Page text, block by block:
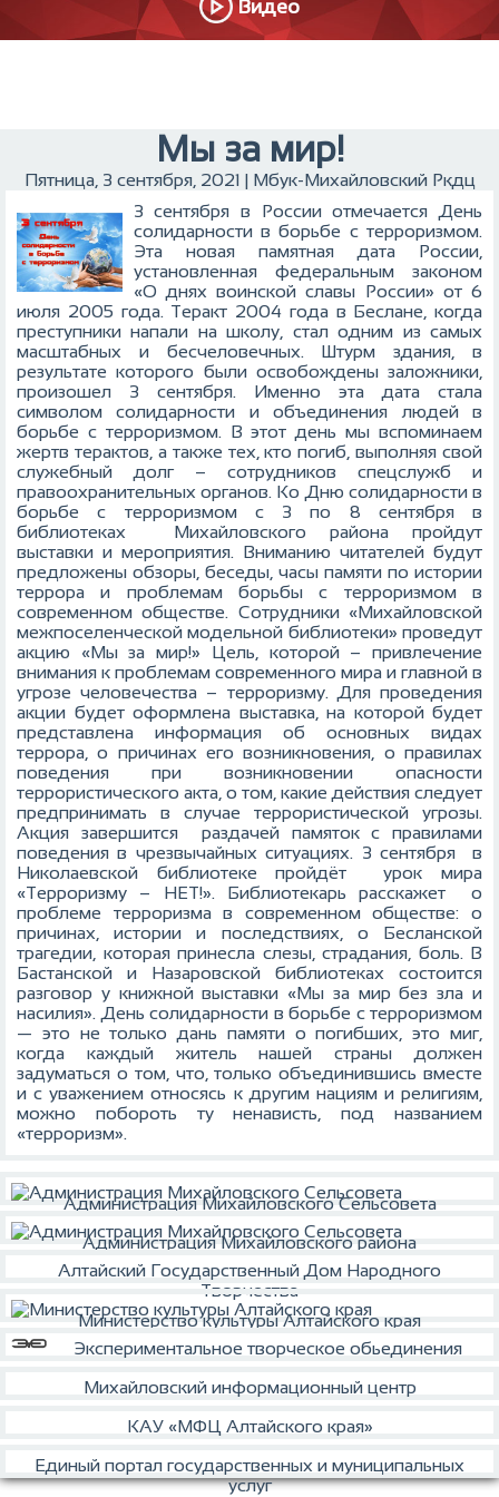
Видео
Мы за мир!
Пятница, 3 сентября, 2021 | Мбук-Михайловский Ркдц
3 сентября в России отмечается День
солидарности в борьбе с терроризмом.
Эта новая памятная дата России,
установленная федеральным законом
«О днях воинской славы России» от 6
июля 2005 года. Теракт 2004 года в Беслане, когда
преступники напали на школу, стал одним из самых
масштабных и бесчеловечных. Штурм здания, в
результате которого были освобождены заложники,
произошел 3 сентября. Именно эта дата стала
символом солидарности и объединения людей в
борьбе с терроризмом. В этот день мы вспоминаем
жертв терактов, а также тех, кто погиб, выполняя свой
служебный долг – сотрудников спецслужб и
правоохранительных органов. Ко Дню солидарности в
борьбе с терроризмом с 3 по 8 сентября в
библиотеках Михайловского района пройдут
выставки и мероприятия. Вниманию читателей будут
предложены обзоры, беседы, часы памяти по истории
террора и проблемам борьбы с терроризмом в
современном обществе. Сотрудники «Михайловской
межпоселенческой модельной библиотеки» проведут
акцию «Мы за мир!» Цель, которой – привлечение
внимания к проблемам современного мира и главной в
угрозе человечества – терроризму. Для проведения
акции будет оформлена выставка, на которой будет
представлена информация об основных видах
террора, о причинах его возникновения, о правилах
поведения при возникновении опасности
террористического акта, о том, какие действия следует
предпринимать в случае террористической угрозы.
Акция завершится раздачей памяток с правилами
поведения в чрезвычайных ситуациях. 3 сентября в
Николаевской библиотеке пройдёт урок мира
«Терроризму – НЕТ!». Библиотекарь расскажет о
проблеме терроризма в современном обществе: о
причинах, истории и последствиях, о Бесланской
трагедии, которая принесла слезы, страдания, боль. В
Бастанской и Назаровской библиотеках состоится
разговор у книжной выставки «Мы за мир без зла и
насилия». День солидарности в борьбе с терроризмом
— это не только дань памяти о погибших, это миг,
когда каждый житель нашей страны должен
задуматься о том, что, только объединившись вместе
и с уважением относясь к другим нациям и религиям,
можно побороть ту ненависть, под названием
«терроризм».
Администрация Михайловского Сельсовета
Администрация Михайловского района
Алтайский Государственный Дом Народного
Творчества
Министерство культуры Алтайского края
Экспериментальное творческое обьединения
Михайловский информационный центр
КАУ «МФЦ Алтайского края»
Единый портал государственных и муниципальных
услуг